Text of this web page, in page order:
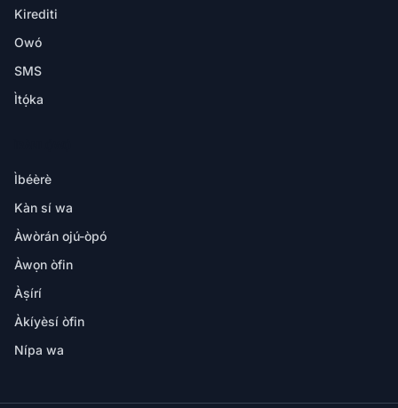
Kirediti
Owó
SMS
Ìtọ́ka
Ìbéèrè
Kàn sí wa
Àwòrán ojú-òpó
Àwọn òfin
Àṣírí
Àkíyèsí òfin
Nípa wa